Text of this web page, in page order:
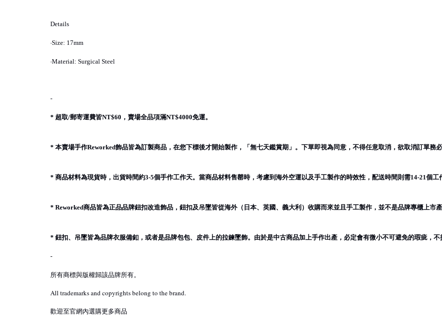
Details
·Size: 17mm
·Material: Surgical Steel
-
* 超取/郵寄運費皆NT$60 ，賣場全品項滿NT$4000免運。
* 本賣場手作Reworked飾品皆為訂製商品，在您下標後才開始製作，「無七天鑑賞期」。下單即視為同意，不得任意取消，欲取消訂單務
* 商品材料為現貨時，出貨時間約3-5個手作工作天。當商品材料售罄時，考慮到海外空運以及手工製作的時效性，配送時間則需14-21個工
* Reworked商品皆為正品品牌鈕扣改造飾品，鈕扣及吊墜皆從海外（日本、英國、義大利）收購而來並且手工製作，並不是品牌專櫃上市
* 鈕扣、吊墜皆為品牌衣服備釦，或者是品牌包包、皮件上的拉鍊墜飾。由於是中古商品加上手作出產，必定會有微小不可避免的瑕疵，不
-
所有商標與版權歸該品牌所有。
All trademarks and copyrights belong to the brand.
歡迎至官網內選購更多商品